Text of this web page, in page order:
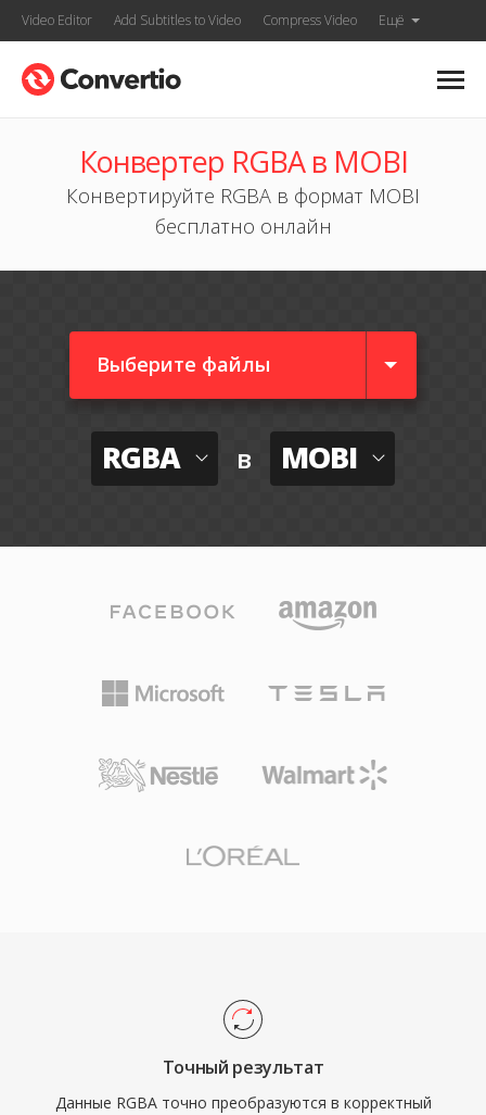
Video Editor Add Subtitles to Video Compress Video Ещё
Конвертер RGBA в MOBI
Конвертируйте RGBA в формат MOBI
бесплатно онлайн
Выберите файлы
RGBA в MOBI
Точный результат
Данные RGBA точно преобразуются в корректный